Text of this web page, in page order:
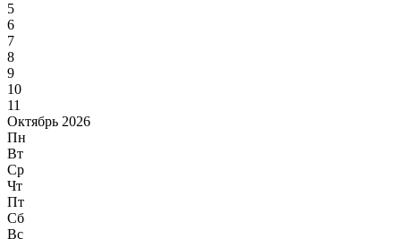
5
6
7
8
9
10
11
Октябрь 2026
Пн
Вт
Ср
Чт
Пт
Сб
Вс